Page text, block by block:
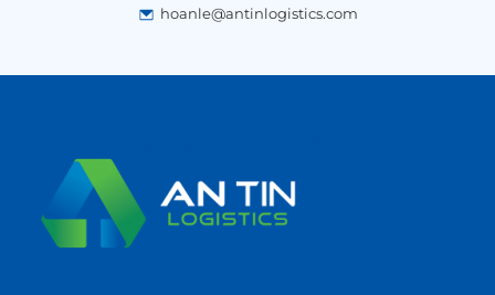
hoanle@antinlogistics.com